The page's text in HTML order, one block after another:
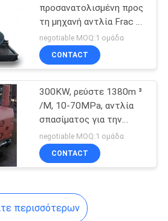
Frac
προσανατολισμένη προς
τη μηχανή αντλία Frac με
120-200m/H, μέγιστη
πίεση 12MPa
negotiable MOQ:1 ομάδα
CONTACT
300KW, ρεύστε 1380m ³
/M, 10-70MPa, αντλία
σπασίματος για την
πετρελαιοφόρο περιοχή
που ξεπλένει/που
τσιμεντάρει καλά
negotiable MOQ:1 ομάδα
CONTACT
περισσότερων